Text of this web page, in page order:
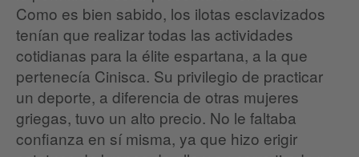
Como es bien sabido, los ilotas esclavizados
tenían que realizar todas las actividades
cotidianas para la élite espartana, a la que
pertenecía Cinisca. Su privilegio de practicar
un deporte, a diferencia de otras mujeres
griegas, tuvo un alto precio. No le faltaba
confianza en sí misma, ya que hizo erigir